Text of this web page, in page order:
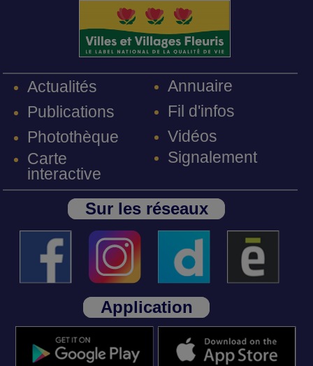
Actualités
Publications
Photothèque
Carte
interactive
Annuaire
Fil d'infos
Vidéos
Signalement
Sur les réseaux
Application